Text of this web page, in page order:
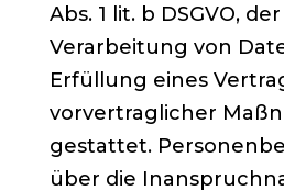
Abs. 1 lit. b DSGVO,
Verarbeitung von
Erfüllung eines
vorvertraglicher
gestattet.
über die